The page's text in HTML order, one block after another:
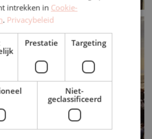
intrekken in Cookie-
. Privacybeleid
Prestatie Targeting
Niet-
geclassificeerd